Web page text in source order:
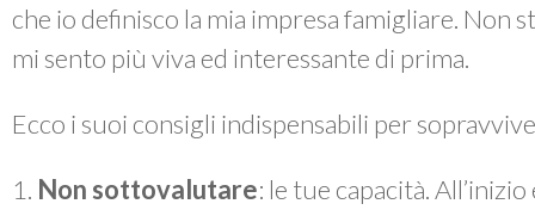
che io definisco la mia impresa famigliare. Non
mi sento più viva ed interessante di prima.
Ecco i suoi consigli indispensabili per
1. Non sottovalutare: le tue capacità.